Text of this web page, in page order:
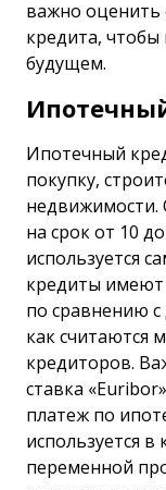
важно
кредита,
будущем.
Ипотечный
покупку,
недвижимости.
на срок от 10
используется
кредиты имеют
по сравнению
как считаются
кредиторов.
ставка
платеж по
используется в
переменной